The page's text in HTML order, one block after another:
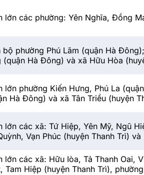
lớn các phường: Yên Nghĩa, Đồng
bộ phường Phú Lãm (quận Hà
(quận Hà Đông) và xã Hữu Hòa
lớn phường Kiến Hưng, Phú La
Hà Đông) và xã Tân Triều (huyện
lớn các xã: Tứ Hiệp, Yên Mỹ, Ngũ
Vạn Phúc (huyện Thanh Trì)
lớn các xã: Hữu Iòa, Tả Thanh Oai,
Tam Hiệp (huyện Thanh Trì),